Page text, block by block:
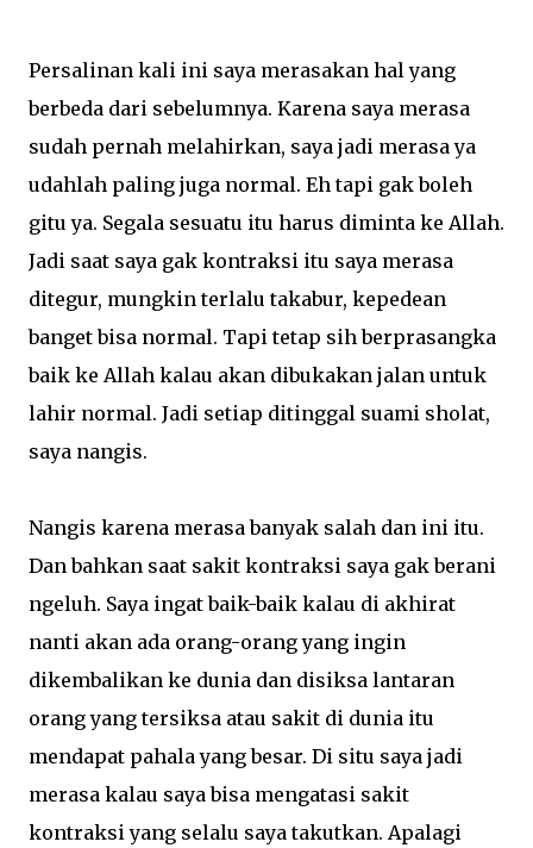
Persalinan kali ini saya merasakan hal yang
berbeda dari sebelumnya. Karena saya merasa
sudah pernah melahirkan, saya jadi merasa ya
udahlah paling juga normal. Eh tapi gak boleh
gitu ya. Segala sesuatu itu harus diminta ke Allah.
Jadi saat saya gak kontraksi itu saya merasa
ditegur, mungkin terlalu takabur, kepedean
banget bisa normal. Tapi tetap sih berprasangka
baik ke Allah kalau akan dibukakan jalan untuk
lahir normal. Jadi setiap ditinggal suami sholat,
saya nangis.
Nangis karena merasa banyak salah dan ini itu.
Dan bahkan saat sakit kontraksi saya gak berani
ngeluh. Saya ingat baik-baik kalau di akhirat
nanti akan ada orang-orang yang ingin
dikembalikan ke dunia dan disiksa lantaran
orang yang tersiksa atau sakit di dunia itu
mendapat pahala yang besar. Di situ saya jadi
merasa kalau saya bisa mengatasi sakit
kontraksi yang selalu saya takutkan. Apalagi